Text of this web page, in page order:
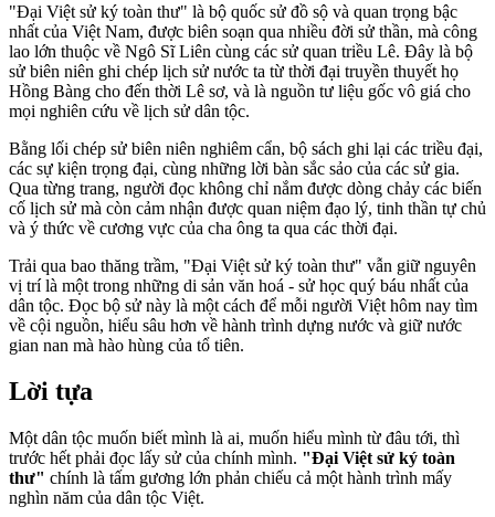
"Đại Việt sử ký toàn thư" là bộ quốc sử đồ sộ và quan trọng bậc
nhất của Việt Nam, được biên soạn qua nhiều đời sử thần, mà công
lao lớn thuộc về Ngô Sĩ Liên cùng các sử quan triều Lê. Đây là bộ
sử biên niên ghi chép lịch sử nước ta từ thời đại truyền thuyết họ
Hồng Bàng cho đến thời Lê sơ, và là nguồn tư liệu gốc vô giá cho
mọi nghiên cứu về lịch sử dân tộc.
Bằng lối chép sử biên niên nghiêm cẩn, bộ sách ghi lại các triều đại,
các sự kiện trọng đại, cùng những lời bàn sắc sảo của các sử gia.
Qua từng trang, người đọc không chỉ nắm được dòng chảy các biến
cố lịch sử mà còn cảm nhận được quan niệm đạo lý, tinh thần tự chủ
và ý thức về cương vực của cha ông ta qua các thời đại.
Trải qua bao thăng trầm, "Đại Việt sử ký toàn thư" vẫn giữ nguyên
vị trí là một trong những di sản văn hoá - sử học quý báu nhất của
dân tộc. Đọc bộ sử này là một cách để mỗi người Việt hôm nay tìm
về cội nguồn, hiểu sâu hơn về hành trình dựng nước và giữ nước
gian nan mà hào hùng của tổ tiên.
Lời tựa
Một dân tộc muốn biết mình là ai, muốn hiểu mình từ đâu tới, thì
trước hết phải đọc lấy sử của chính mình. "Đại Việt sử ký toàn
thư" chính là tấm gương lớn phản chiếu cả một hành trình mấy
nghìn năm của dân tộc Việt.